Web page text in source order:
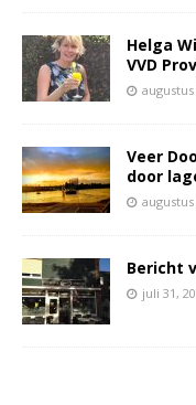
Helga
VVD
augustus
Veer
door
augustus
Bericht
juli 31,